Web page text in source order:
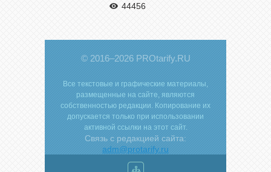
44456
© 2016–2026 PROtarify.RU
Все текстовые и графические материалы,
размещенные на сайте, являются
собственностью редакции. Копирование их
допускается только при использовании
активной ссылки на этот сайт.
Связь с редакцией сайта:
adm@protarify.ru